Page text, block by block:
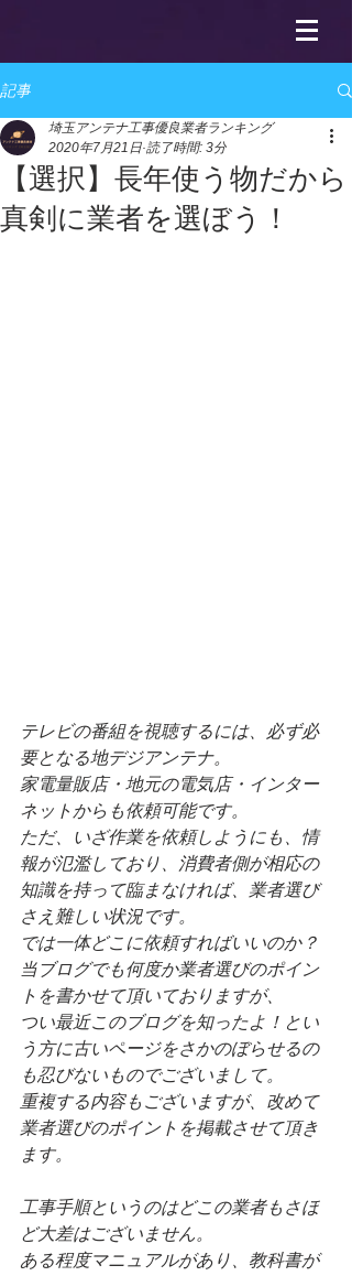
記事
【選択】長年使う物だから
真剣に業者を選ぼう！
埼玉アンテナ工事優良業者ランキング
2020年7月21日 読了時間: 3分
テレビの番組を視聴するには、必ず必
要となる地デジアンテナ。
家電量販店・地元の電気店・インター
ネットからも依頼可能です。
ただ、いざ作業を依頼しようにも、情
報が氾濫しており、消費者側が相応の
知識を持って臨まなければ、業者選び
さえ難しい状況です。
では一体どこに依頼すればいいのか？
当ブログでも何度か業者選びのポイン
トを書かせて頂いておりますが、
つい最近このブログを知ったよ！とい
う方に古いページをさかのぼらせるの
も忍びないものでございまして。
重複する内容もございますが、改めて
業者選びのポイントを掲載させて頂き
ます。
工事手順というのはどこの業者もさほ
ど大差はございません。
ある程度マニュアルがあり、教科書が